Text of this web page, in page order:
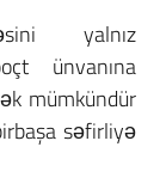
yalnız
ünvanına
mümkündür
səfirliyə